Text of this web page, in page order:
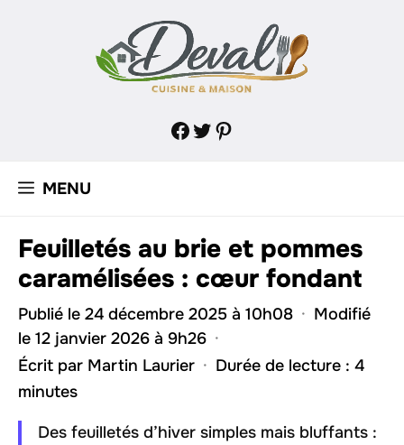
Facebook
Twitter
Pinterest
MENU
Feuilletés au brie et pommes
caramélisées : cœur fondant
Publié le 24 décembre 2025 à 10h08 · Modifié
le 12 janvier 2026 à 9h26 ·
Écrit par Martin Laurier · Durée de lecture : 4
minutes
Des feuilletés d’hiver simples mais bluffants :